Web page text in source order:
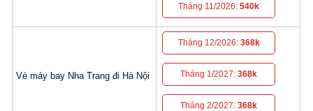
Tháng 11/2026:540k
Vé máy bay Nha Trang đi Hà Nội
Tháng 12/2026: 368k
Tháng 1/2027:368k
Tháng 2/2027:368k